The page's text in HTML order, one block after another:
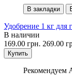
В закладки
Удобрение 1 кг для
В наличии
169.00 грн. 269.00
Купить
Рекомендуем